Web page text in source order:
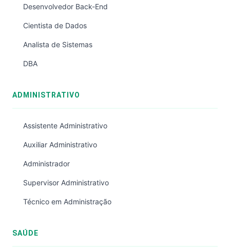
Desenvolvedor Back-End
Cientista de Dados
Analista de Sistemas
DBA
ADMINISTRATIVO
Assistente Administrativo
Auxiliar Administrativo
Administrador
Supervisor Administrativo
Técnico em Administração
SAÚDE